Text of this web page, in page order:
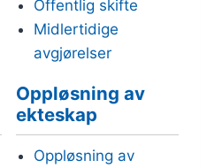
Offentlig skifte
Midlertidige
avgjørelser
Oppløsning av
ekteskap
Oppløsning av